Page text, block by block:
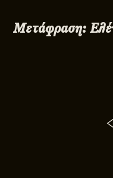
Μετάφραση: